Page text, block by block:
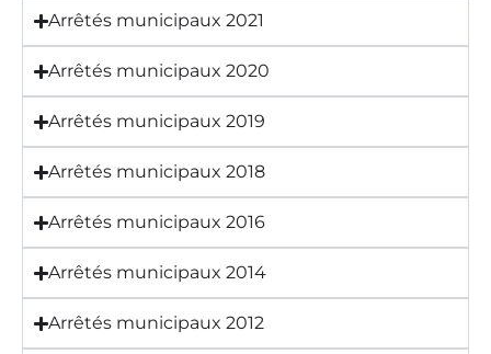
Arrêtés municipaux 2021
Arrêtés municipaux 2020
Arrêtés municipaux 2019
Arrêtés municipaux 2018
Arrêtés municipaux 2016
Arrêtés municipaux 2014
Arrêtés municipaux 2012